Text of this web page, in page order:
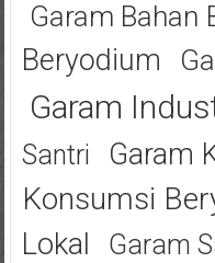
Garam Bahan
Beryodium
Garam
Santri
Garam
Konsumsi
Lokal
Garam